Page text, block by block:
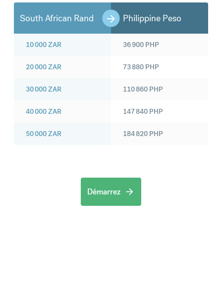
South African Rand Philippine Peso
10 000ZAR
20 000ZAR
30 000ZAR
40 000ZAR
50 000ZAR
36 900 PHP
73 880 PHP
110 860 PHP
147 840 PHP
184 820 PHP
Démarrez